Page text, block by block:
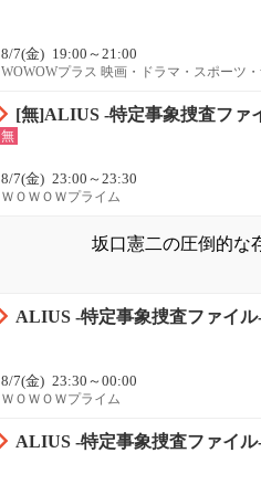
8/7(金) 19:00～21:00
WOWOWプラス 映画・ドラマ・スポーツ
[無]ALIUS -特定事象捜査ファ
無
8/7(金) 23:00～23:30
ＷＯＷＯＷプライム
坂口憲二の圧倒的な
ALIUS -特定事象捜査ファイ
8/7(金) 23:30～00:00
ＷＯＷＯＷプライム
ALIUS -特定事象捜査ファイ